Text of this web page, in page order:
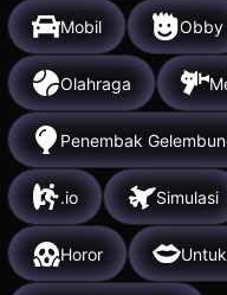
Mobil Obby
Olahraga
Penembak
.io Simulasi
Horor